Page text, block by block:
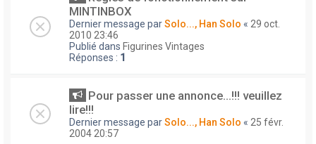
MINTINBOX
Dernier message parSolo..., Han Solo « 29 oct.
2010 23:46
Publié dans Figurines Vintages
Réponses : 1
Pour passer une annonce...!!! veuillez
lire!!!
Dernier message parSolo..., Han Solo « 25 févr.
2004 20:57